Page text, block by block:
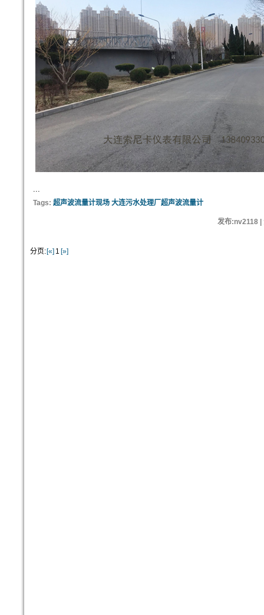
...
Tags: 超声波流量计现场 大连污水处理厂超声波流量计
发布:nv2118 |
分页: [«] 1 [»]